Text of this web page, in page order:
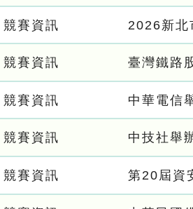
競賽資訊 2026新北
競賽資訊 臺灣鐵路
競賽資訊 中華電信
競賽資訊 中技社舉
競賽資訊 第20屆資